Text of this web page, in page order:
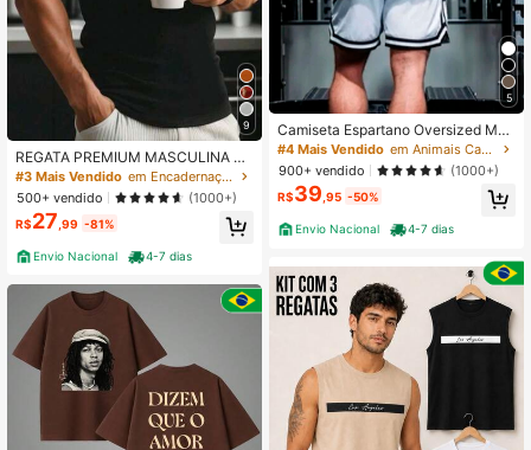
9
REGATA PREMIUM MASCULINA A
MERICANA CANELADA
#3 Mais Vendido
em Encadernação de contraste Regatas masculinas
500+ vendido
(1000+)
R$27 ,99 -81%
Envio Nacional 4-7 dias
5
Camiseta Espartano Oversized Mar
omba Academia Treino
#4 Mais Vendido
em Animais Camisetas masculinas
900+ vendido
(1000+)
R$39 ,95 -50%
Envio Nacional 4-7 dias